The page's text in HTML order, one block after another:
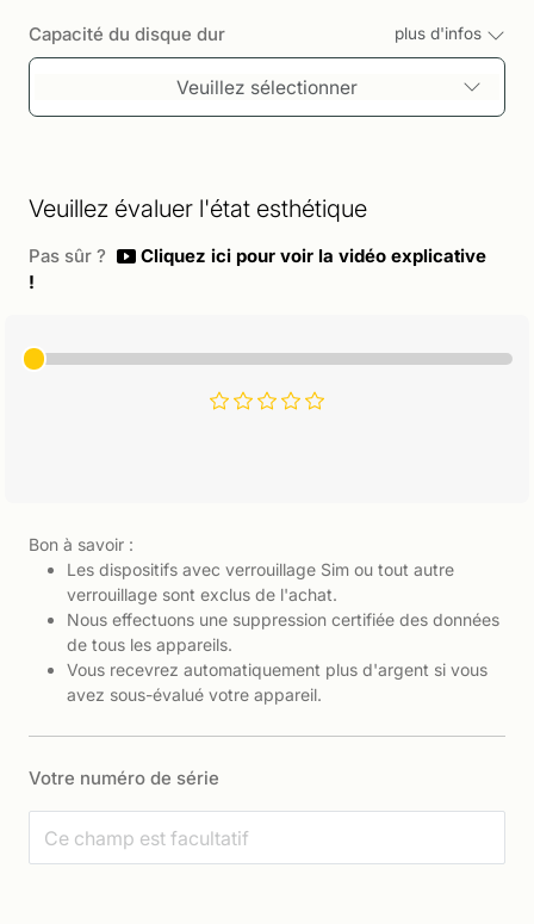
Capacité du disque dur plus d'infos
Veuillez sélectionner
Veuillez évaluer l'état esthétique
Pas sûr ?
Cliquez ici pour voir la vidéo explicative
!
Bon à savoir :
Les dispositifs avec verrouillage Sim ou tout autre
verrouillage sont exclus de l'achat.
Nous effectuons une suppression certifiée des données
de tous les appareils.
Vous recevrez automatiquement plus d'argent si vous
avez sous-évalué votre appareil.
Votre numéro de série